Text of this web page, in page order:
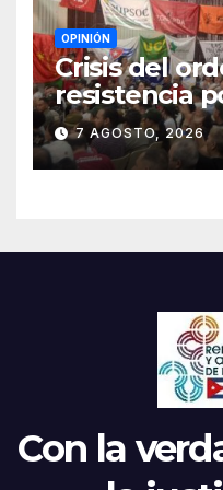
OPINIÓN
Crisis del
resistencia
el inicio de
Continental
7 AGOSTO, 2026
Con la